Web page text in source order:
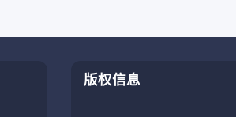
版权信息